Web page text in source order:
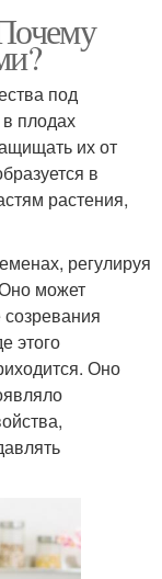
под
плодах
их от
в
растения,
регулируя
может
этого
Оно